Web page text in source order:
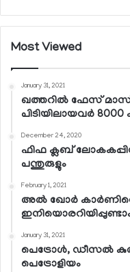
Most Viewed
January 31, 2021
ഖത്തറില്‍ ഫേസ്
പിടിയിലായവര്‍
December 24, 2020
ഫിഫ ക്ലബ്
പന്തുരുളും
February 1, 2021
അല്‍ ഖോര്‍
January 31, 2021
പെട്രോള്‍, ഡീസല്‍
പെട്രോളിയം